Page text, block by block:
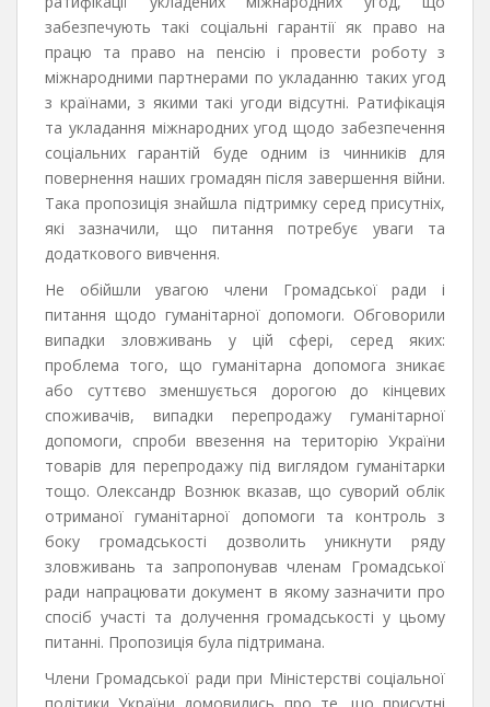
забезпечують такі соціальні гарантії як право на
працю та право на пенсію і провести роботу з
міжнародними партнерами по укладанню таких угод
з країнами, з якими такі угоди відсутні. Ратифікація
та укладання міжнародних угод щодо забезпечення
соціальних гарантій буде одним із чинників для
повернення наших громадян після завершення війни.
Така пропозиція знайшла підтримку серед присутніх,
які зазначили, що питання потребує уваги та
додаткового вивчення.
Не обійшли увагою члени Громадської ради і
питання щодо гуманітарної допомоги. Обговорили
випадки зловживань у цій сфері, серед яких:
проблема того, що гуманітарна допомога зникає
або суттєво зменшується дорогою до кінцевих
споживачів, випадки перепродажу гуманітарної
допомоги, спроби ввезення на територію України
товарів для перепродажу під виглядом гуманітарки
тощо. Олександр Вознюк вказав, що суворий облік
отриманої гуманітарної допомоги та контроль з
боку громадськості дозволить уникнути ряду
зловживань та запропонував членам Громадської
ради напрацювати документ в якому зазначити про
спосіб участі та долучення громадськості у цьому
питанні. Пропозиція була підтримана.
Члени Громадської ради при Міністерстві соціальної